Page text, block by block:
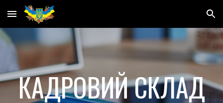
Skip to main content Skip to navigation
КАДРОВИЙ СКЛАД